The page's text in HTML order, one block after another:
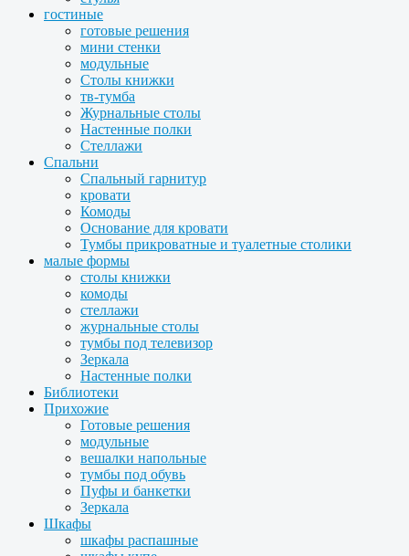
гостиные
готовые решения
мини стенки
модульные
Столы книжки
тв-тумба
Журнальные столы
Настенные полки
Стеллажи
Спальни
Спальный гарнитур
кровати
Комоды
Основание для кровати
Тумбы прикроватные и туалетные столики
малые формы
столы книжки
комоды
стеллажи
журнальные столы
тумбы под телевизор
Зеркала
Настенные полки
Библиотеки
Прихожие
Готовые решения
модульные
вешалки напольные
тумбы под обувь
Пуфы и банкетки
Зеркала
Шкафы
шкафы распашные